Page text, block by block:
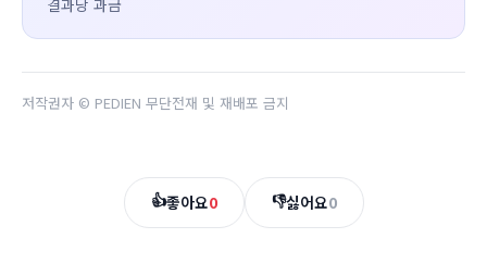
저작권자 © PEDIEN 무단전재 및 재배포 금지
👍좋아요0 👎싫어요0